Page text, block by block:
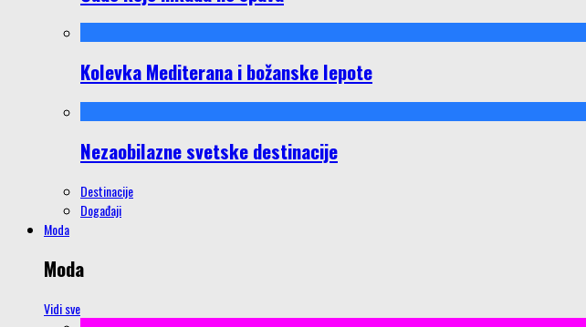
Kolevka Mediterana i božanske lepote
Nezaobilazne svetske destinacije
Destinacije
Događaji
Moda
Moda
Vidi sve